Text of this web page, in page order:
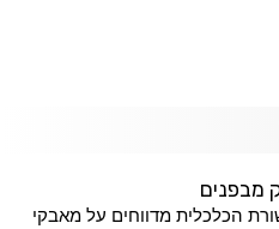
מבפנים
הכלכלית מדווחים על מאבקי